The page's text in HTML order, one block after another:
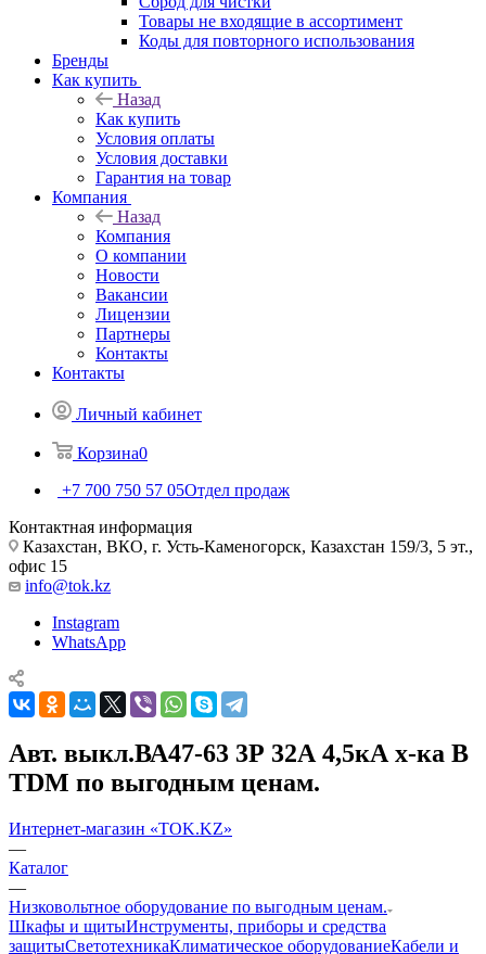
Товары не входящие в ассортимент
Коды для повторного использования
Бренды
Как купить
Назад
Как купить
Условия оплаты
Условия доставки
Гарантия на товар
Компания
Назад
Компания
О компании
Новости
Вакансии
Лицензии
Партнеры
Контакты
Контакты
Личный кабинет
Корзина0
+7 700 750 57 05Отдел продаж
Контактная информация
Казахстан, ВКО, г. Усть-Каменогорск, Казахстан 159/3, 5 эт.,
офис 15
info@tok.kz
Instagram
WhatsApp
Авт. выкл.ВА47-63 3Р 32А 4,5кА х-ка B
TDM по выгодным ценам.
Интернет-магазин «TOK.KZ»
—
Каталог
—
Низковольтное оборудование по выгодным ценам.
Шкафы и щитыИнструменты, приборы и средства
защитыСветотехникаКлиматическое оборудованиеКабели и